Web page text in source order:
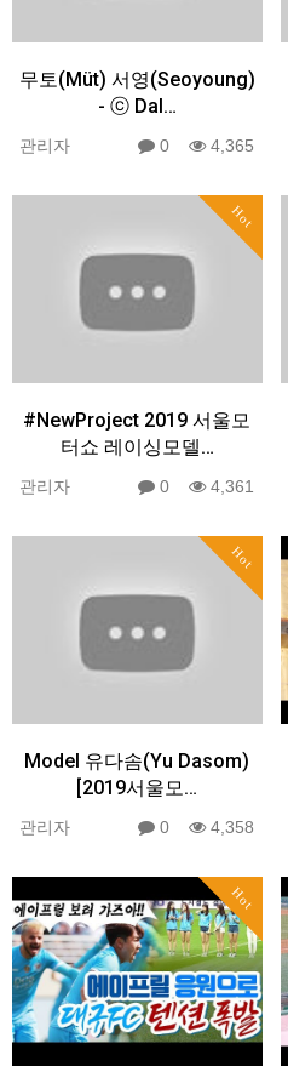
무토(Müt) 서영(Seoyoung)
- ⓒ Dal…
관리자 0 4,365
Hot
#NewProject 2019 서울모
터쇼 레이싱모델…
관리자 0 4,361
Hot
Model 유다솜(Yu Dasom)
[2019서울모…
관리자 0 4,358
Hot